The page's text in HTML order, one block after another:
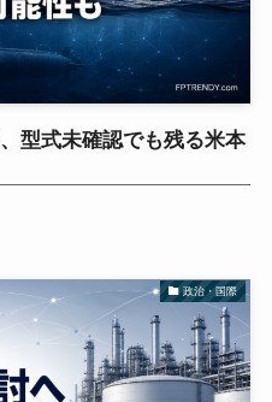
型式未確認でも残る米本
政治・国際